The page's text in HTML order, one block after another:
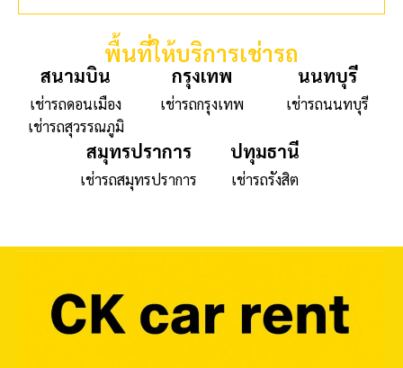
พื้นที่ให้บริการเช่ารถ
สนามบิน
เช่ารถดอนเมือง
เช่ารถสุวรรณภูมิ
กรุงเทพ
เช่ารถกรุงเทพ
นนทบุรี
เช่ารถนนทบุรี
สมุทรปราการ
เช่ารถสมุทรปราการ
ปทุมธานี
เช่ารถรังสิต